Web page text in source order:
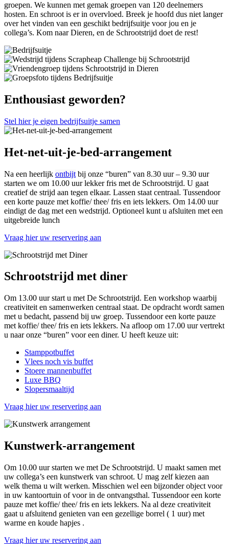
groepen. We kunnen met gemak groepen van 120 deelnemers
hosten. En schroot is er in overvloed. Breek je hoofd dus niet langer
over het vinden van een geschikt bedrijfsuitje voor jou en je
collega’s. Kom naar Dieren, en de Schrootstrijd doet de rest!
Enthousiast geworden?
Stel hier je eigen bedrijfsuitje samen
Het-net-uit-je-bed-arrangement
Na een heerlijk ontbijt bij onze “buren” van 8.30 uur – 9.30 uur
starten we om 10.00 uur lekker fris met de Schrootstrijd. U gaat
creatief de strijd aan tegen elkaar. Lassen staat centraal. Tussendoor
een korte pauze met koffie/ thee/ fris en iets lekkers. Om 14.00 uur
eindigt de dag met een wedstrijd. Optioneel kunt u afsluiten met een
uitgebreide lunch
Vraag hier uw reservering aan
Schrootstrijd met diner
Om 13.00 uur start u met De Schrootstrijd. Een workshop waarbij
creativiteit en samenwerken centraal staat. De opdracht wordt samen
met u bedacht, passend bij uw groep. Tussendoor een korte pauze
met koffie/ thee/ fris en iets lekkers. Na afloop om 17.00 uur vertrekt
u naar onze “buren” voor een diner. U heeft keuze uit:
Stamppotbuffet
Vlees noch vis buffet
Stoere mannenbuffet
Luxe BBQ
Slopersmaaltijd
Vraag hier uw reservering aan
Kunstwerk-arrangement
Om 10.00 uur starten we met De Schrootstrijd. U maakt samen met
uw collega’s een kunstwerk van schroot. U mag zelf kiezen aan
welk thema u wilt werken. Misschien wel een bijzonder object voor
in uw kantoortuin of voor in de ontvangsthal. Tussendoor een korte
pauze met koffie/ thee/ fris en iets lekkers. Na al deze creativiteit
gaat u afsluitend genieten van een gezellige borrel ( 1 uur) met
warme en koude hapjes .
Vraag hier uw reservering aan